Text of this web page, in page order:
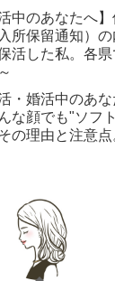
活中のあなたへ
所保留通知）
活した私。各
活・婚活中のあ
な顔でも"ソフ
の理由と注意点